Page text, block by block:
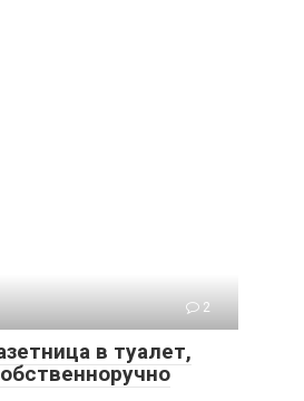
2
в туалет,